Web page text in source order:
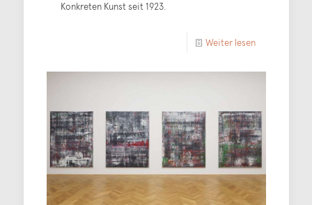
Konkreten Kunst seit 1923.
Weiter lesen